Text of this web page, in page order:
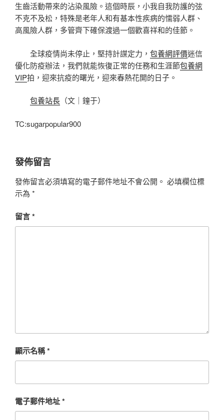
生齒活動帶來的沾染風險。這個時辰，小我自我防護的弦
不克不及松，特殊是老年人和有基本性疾病的懦弱人群、
高風險人群，多管齊下確保渡過一個歡喜祥和的佳節。
全球疫情尚未停止，堅持計謀定力， 包養網評價迷信
優化防疫辦法，我們就能恢復正常的任務和生涯節包養網
VIP拍，迎來抗疫的曙光，迎來春熱花開的日子。
包養站長 （文｜鐘于）
TC:sugarpopular900
發佈留言
發佈留言必須填寫的電子郵件地址不會公開。 必填欄位標
示為 *
留言*
顯示名稱*
電子郵件地址*